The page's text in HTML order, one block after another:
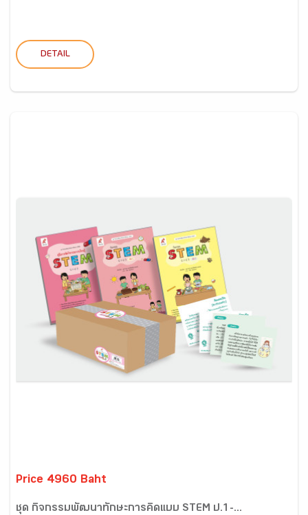
DETAIL
Price 4960 Baht
ชุด กิจกรรมพัฒนาทักษะการคิดแบบ STEM ป.1-...